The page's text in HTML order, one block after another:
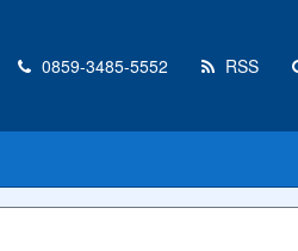
0859-3485-5552 RSS